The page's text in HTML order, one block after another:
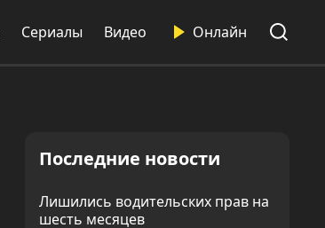
Сериалы Видео Онлайн
Последние новости
Лишились водительских прав на
шесть месяцев